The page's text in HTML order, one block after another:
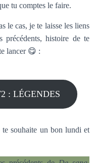
tu comptes le faire.
le cas, je te laisse les liens
précédents, histoire de te
lancer 😋 :
: LÉGENDES
te souhaite un bon lundi et